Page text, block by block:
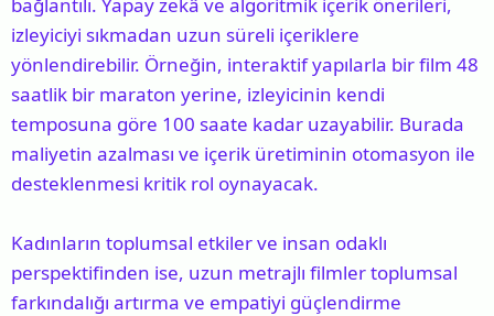
izleyiciyi sıkmadan uzun süreli içeriklere
yönlendirebilir. Örneğin, interaktif yapılarla bir film 48
saatlik bir maraton yerine, izleyicinin kendi
temposuna göre 100 saate kadar uzayabilir. Burada
maliyetin azalması ve içerik üretiminin otomasyon ile
desteklenmesi kritik rol oynayacak.
Kadınların toplumsal etkiler ve insan odaklı
perspektifinden ise, uzun metrajlı filmler toplumsal
farkındalığı artırma ve empatiyi güçlendirme